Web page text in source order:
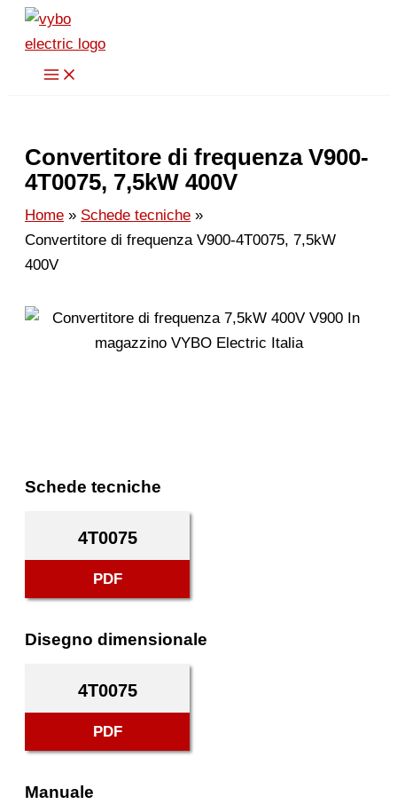
Vai
contenuto
Convertitore di frequenza V900-
4T0075, 7,5kW 400V
Home
Schede tecniche
Convertitore di frequenza V900-4T0075, 7,5kW
400V
Schede tecniche
4T0075
PDF
Disegno dimensionale
4T0075
PDF
Manuale